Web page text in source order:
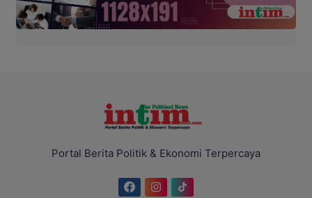
Portal Berita Politik & Ekonomi Terpercaya